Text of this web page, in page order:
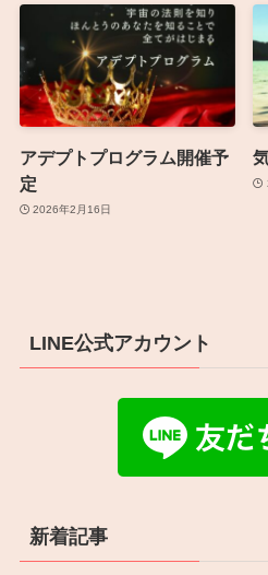
アデプトプログラム開催予
定
2026年2月16日
LINE公式アカウント
新着記事